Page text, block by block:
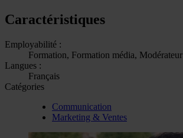
Caractéristiques
Employabilité :
Formation, Formation média, Modérateur
Langues :
Français
Catégories
Communication
Marketing & Ventes